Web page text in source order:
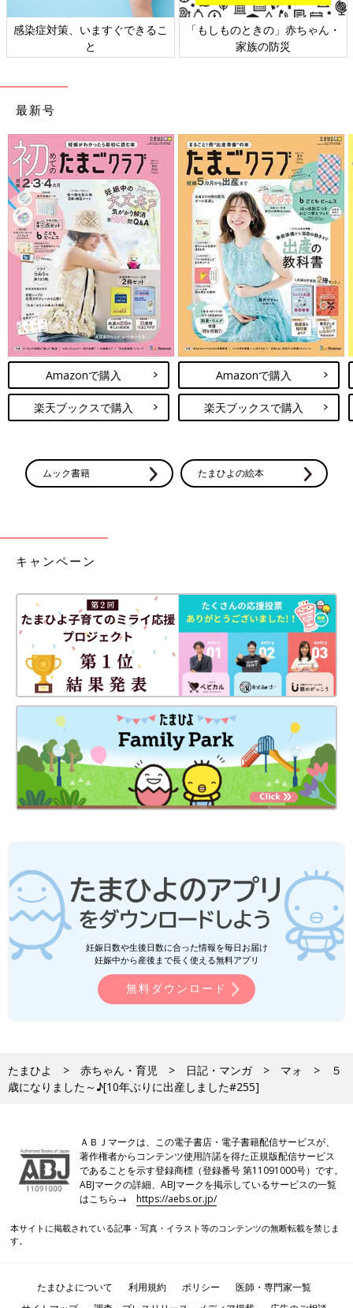
リスマスのように朝起きたらプレゼントがあると思っていたので
す。
それならばとプレゼントは手渡しではなく、誕生日前夜に
つけてからイスの上に置いておいたのですが、これがまずかっ
長女からのプレゼントについていた手紙を次女が読んでいて「お
っ！！さんたさんと！？」と、目を輝かせて喜んでしまったので
す。
次女よ、ごめん。それは長女からのプレゼントなのだ…(笑)
だいぶしっかりしてきたとはいえ、まだ５歳。
無邪気な勘違いがまだまだ可愛いですね(笑)
５歳になり、春休みが明けたら、次女は幼稚園年長さんになりま
す。
新型コロナウイルスの影響で行事がなくなったり、幼稚園自体が
お休みや登園自粛になってしまったりしていますが、幼稚園最後
の年なのでお友だちとたくさん遊んで楽しい思い出を作れたらい
いな♪
次回もお楽しみに～！
[10年ぶりに出産しました]記事一覧
[マォ]
静岡の田舎町在住。
専門学生の長女、高校生の長男、そして10年ぶりに妊娠・出産し
た末っ子次女は、あっという間に幼稚園年長さんに！妊娠・育児
の記録を（
インスタグラム ）にて公開中。
●Twitter／@maoppachi
webサイト／maoppachi
前の話
腰、やっちゃいまし
た…。[10年ぶりに出
産しました#254]
次の話
どうする？ダブル入学
式[10年ぶりに出産しま
した#256]
感染症対策、いますぐできるこ
と
「もしものときの」赤ちゃん・
家族の防災
最新号
Amazonで購入
楽天ブックスで購入
Amazonで購入
楽天ブックスで購入
ムック書籍 たまひよの絵本
キャンペーン
妊娠日数や生後日数に合った情報を毎日お届け
妊娠中から産後まで長く使える無料アプリ
無料ダウンロード
たまひよ 赤ちゃん・育児 日記・マンガ マォ
５
歳になりました～♪[10年ぶりに出産しました#255]
ＡＢＪマークは、この電子書店・電子書籍配信サービスが、
著作権者からコンテンツ使用許諾を得た正規版配信サービス
であることを示す登録商標（登録番号 第11091000号）です。
ABJマークの詳細、ABJマークを掲示しているサービスの一覧
はこちら→https://aebs.or.jp/
本サイトに掲載されている記事・写真・イラスト等のコンテンツの無断転載を禁じま
す。
たまひよについて 利用規約 ポリシー
医師・専門家一覧